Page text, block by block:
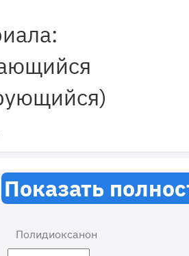
Показать